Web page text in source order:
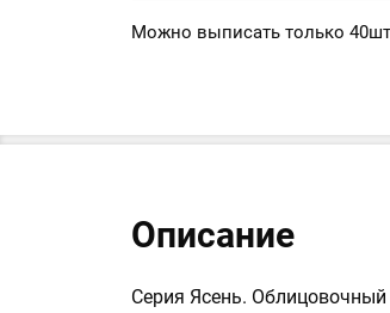
Можно выписать только 40шт
Описание
Серия Ясень.